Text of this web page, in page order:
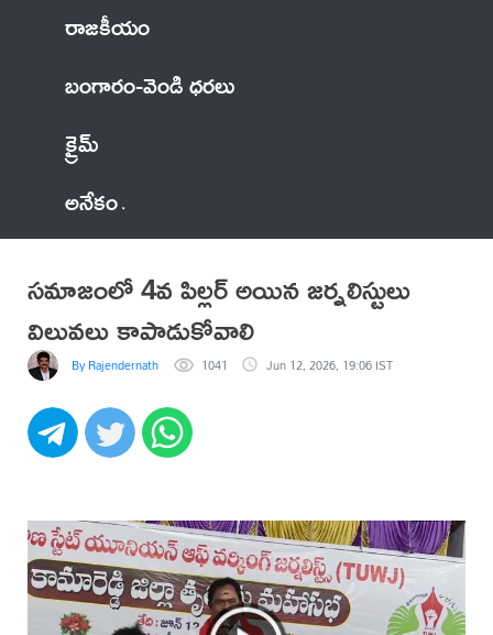
రాజకీయం
బంగారం-వెండి ధరలు
క్రైమ్
అనేకం
సమాజంలో 4వ పిల్లర్ అయిన జర్నలిస్టులు
విలువలు కాపాడుకోవాలి
By Rajendernath 1041 Jun 12, 2026, 19:06 IST